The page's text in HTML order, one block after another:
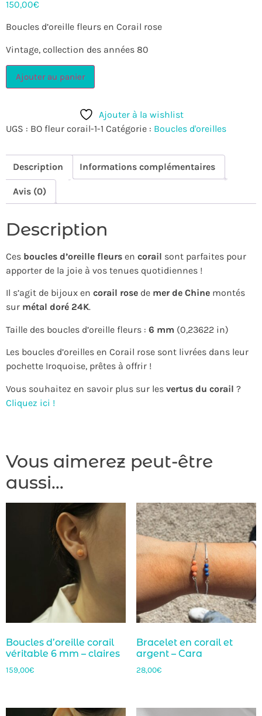
150,00€
Boucles d’oreille fleurs en Corail rose
Vintage, collection des années 80
Ajouter au panier
Ajouter à la wishlist
UGS : BO fleur corail-1-1 Catégorie : Boucles d'oreilles
Description Informations complémentaires
Avis (0)
Description
Ces boucles d’oreille fleurs en corail sont parfaites pour
apporter de la joie à vos tenues quotidiennes !
Il s’agit de bijoux en corail rose de mer de Chine montés
sur métal doré 24K.
Taille des boucles d’oreille fleurs : 6 mm (0,23622 in)
Les boucles d’oreilles en Corail rose sont livrées dans leur
pochette Iroquoise, prêtes à offrir !
Vous souhaitez en savoir plus sur les vertus du corail ?
Cliquez ici !
Vous aimerez peut-être
aussi…
Boucles d’oreille corail
véritable 6 mm – claires
159,00€
Bracelet en corail et
argent – Cara
28,00€